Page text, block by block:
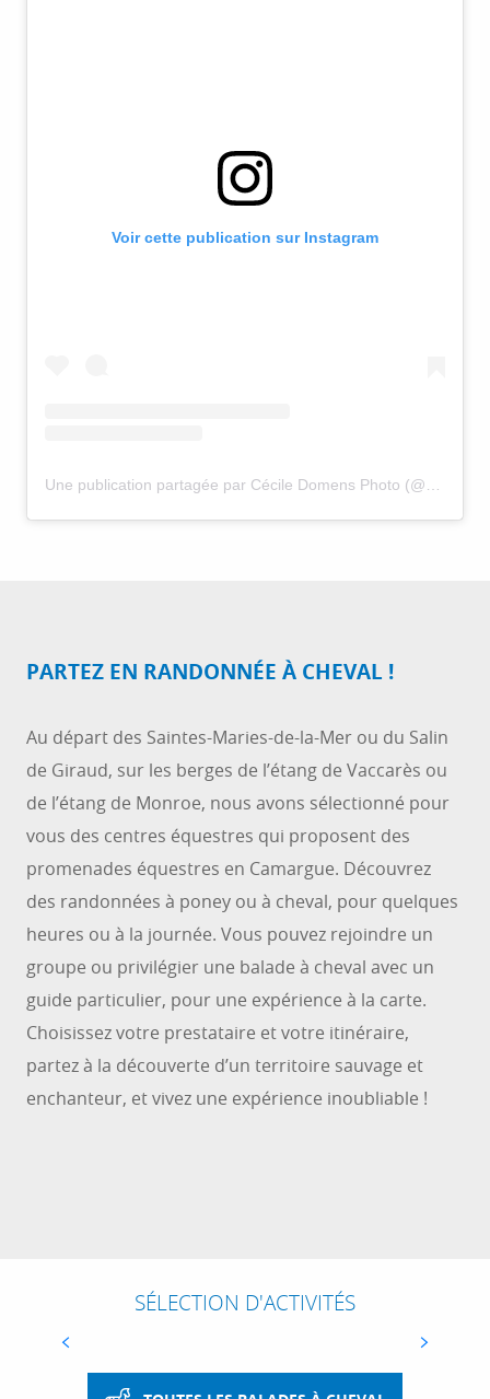
Voir cette publication sur Instagram
PARTEZ EN RANDONNÉE À CHEVAL !
Au départ des Saintes-Maries-de-la-Mer ou du Salin
de Giraud, sur les berges de l’étang de Vaccarès ou
de l’étang de Monroe, nous avons sélectionné pour
vous des centres équestres qui proposent des
promenades équestres en Camargue. Découvrez
des randonnées à poney ou à cheval, pour quelques
heures ou à la journée. Vous pouvez rejoindre un
groupe ou privilégier une balade à cheval avec un
guide particulier, pour une expérience à la carte.
Choisissez votre prestataire et votre itinéraire,
partez à la découverte d’un territoire sauvage et
enchanteur, et vivez une expérience inoubliable !
SÉLECTION D'ACTIVITÉS
BALADE À CHEVAL À LA BERGERIE
D'ALIVON